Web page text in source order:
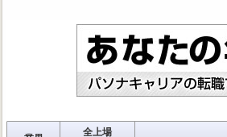
全上場